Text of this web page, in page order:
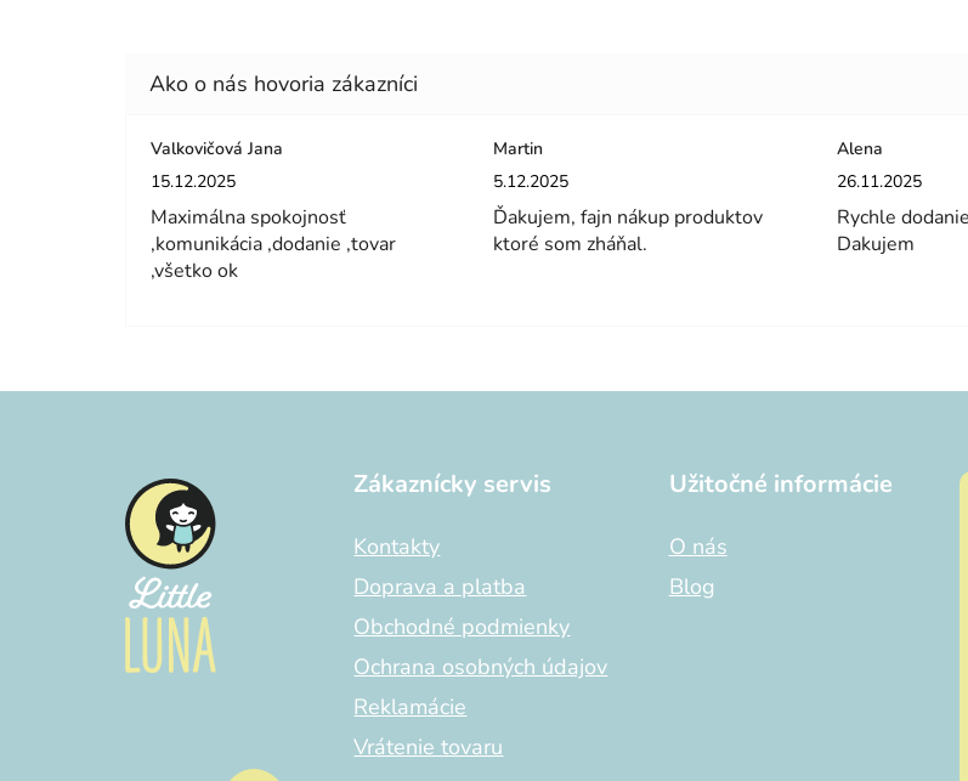
Valkovičová Jana
Hodnotenie obchodu je 5 z 5 hviezdičiek.
15.12.2025
Maximálna spokojnosť
,komunikácia ,dodanie ,tovar
,všetko ok
Martin
Hodnotenie obchodu je 5 z 5 hviezdičiek.
5.12.2025
Ďakujem, fajn nákup produktov
ktoré som zháňal.
Alena
Hodnotenie
26.11.2025
Rychle
Dakujem
Zákaznícky servis
Kontakty
Doprava a platba
Obchodné podmienky
Ochrana osobných údajov
Reklamácie
Vrátenie tovaru
Užitočné informácie
O nás
Blog